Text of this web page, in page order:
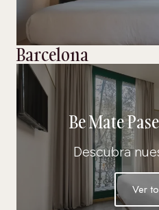
Barcelona
Be Mate
Descubra
Ver